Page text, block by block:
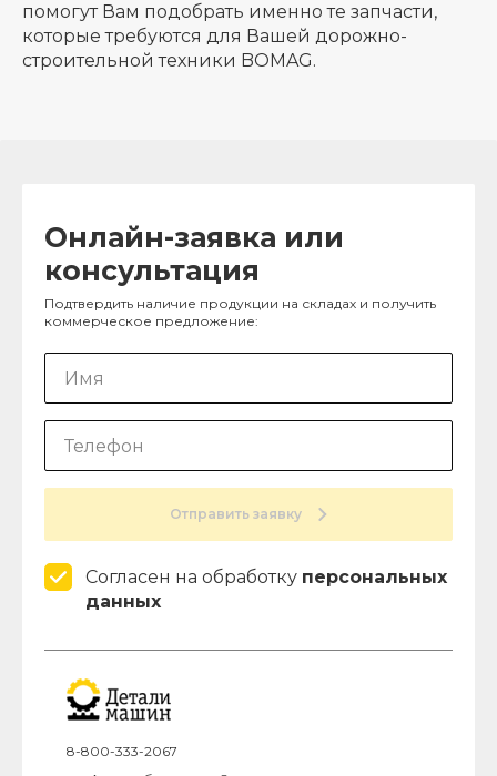
помогут Вам подобрать именно те запчасти,
которые требуются для Вашей дорожно-
строительной техники BOMAG.
Онлайн-заявка или
консультация
Подтвердить наличие продукции на складах и получить
коммерческое предложение:
Отправить заявку
Согласен на обработку персональных
данных
8-800-333-2067